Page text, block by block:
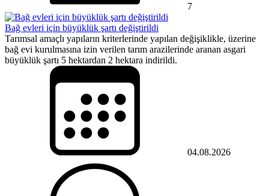
7
Bağ evleri için büyüklük şartı değiştirildi
Tarımsal amaçlı yapıların kriterlerinde yapılan değişiklikle, üzerine
bağ evi kurulmasına izin verilen tarım arazilerinde aranan asgari
büyüklük şartı 5 hektardan 2 hektara indirildi.
04.08.2026